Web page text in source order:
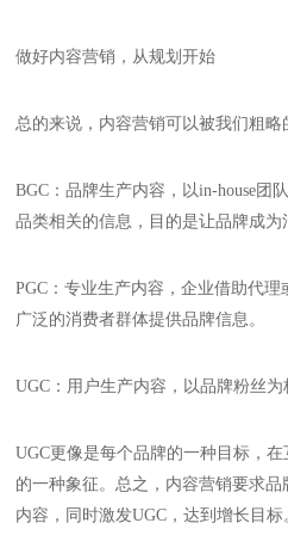
做好内容营销，从规划开始
总的来说，内容营销可以被我们粗略
BGC：品牌生产内容，以in-house团
品类相关的信息，目的是让品牌成为
PGC：专业生产内容，企业借助代
广泛的消费者群体提供品牌信息。
UGC：用户生产内容，以品牌粉丝为
UGC更像是每个品牌的一种目标，
的一种象征。总之，内容营销要求品
内容，同时激发UGC，达到增长目标